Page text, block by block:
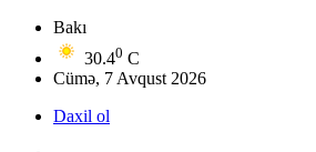
Bakı
30.40 C
Cümə, 7 Avqust 2026
Daxil ol